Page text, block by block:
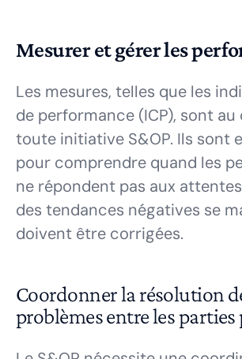
Mesurer et gérer les
Les mesures, telles que les
de performance (ICP), sont
toute initiative S&OP. Ils sont
pour comprendre quand les
ne répondent pas aux
des tendances négatives se
doivent être corrigées.
Coordonner la résolution
problèmes entre les parties